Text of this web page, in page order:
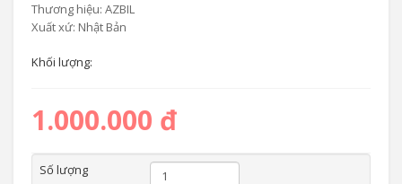
Thương hiệu: AZBIL
Xuất xứ: Nhật Bản
Khối lượng:
1.000.000 đ
Số lượng